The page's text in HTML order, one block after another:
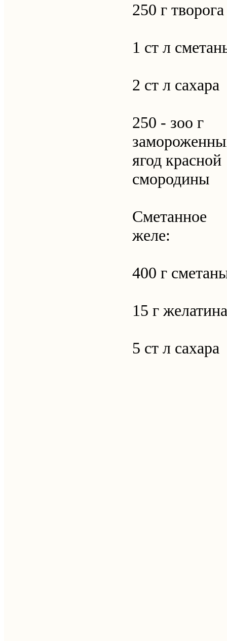
250 г творога
1 ст л
2 ст л сахара
250 - зоо г
ягод красной
смородины
Сметанное
желе:
400 г
15 г желатина
5 ст л сахара